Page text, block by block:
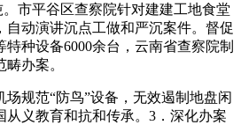
市平谷区查察院针对建建工地食堂
自动演讲沉点工做和严沉案件。督促
种设备6000余台，云南省查察院制
办案。
规范“防鸟”设备，无效遏制地盘闲
从义教育和抗和传承。3．深化办案